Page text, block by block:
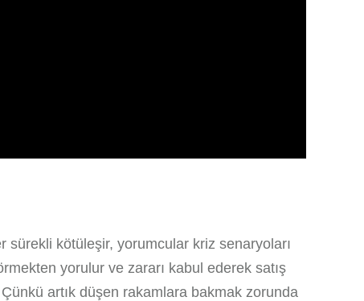
sürekli kötüleşir, yorumcular kriz senaryoları
yorulur ve zararı kabul ederek satış
artık düşen rakamlara bakmak zorunda